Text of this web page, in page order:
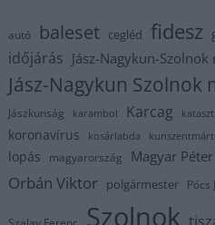
autó baleset cegléd fidesz
időjárás Jász-Nagykun-Szolnok
Jász-Nagykun Szolnok
Jászkunság karambol Karcag
koronavírus kosárlabda
lopás magyarország Magyar Péter
Orbán Viktor polgármester Pócs
Szolnok